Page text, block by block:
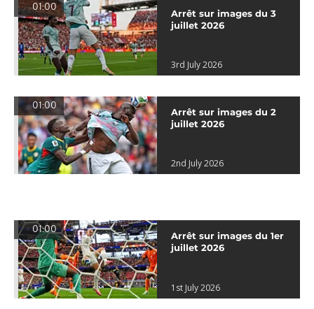
01:00
Arrêt sur images du 3
juillet 2026
3rd July 2026
01:00
Arrêt sur images du 2
juillet 2026
2nd July 2026
01:00
Arrêt sur images du 1er
juillet 2026
1st July 2026